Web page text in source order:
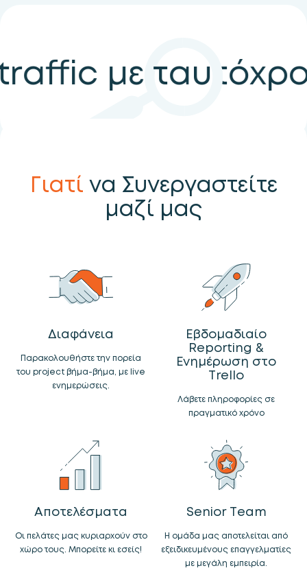
ενίσχυση
Γιατί να Συνεργαστείτε
μαζί μας
Διαφάνεια
Παρακολουθήστε την πορεία
του project βήμα-βήμα, με live
ενημερώσεις.
Εβδομαδιαίο
Reporting &
Ενημέρωση στο
Trello
Λάβετε πληροφορίες σε
πραγματικό χρόνο
Αποτελέσματα
Οι πελάτες μας κυριαρχούν στο
χώρο τους. Μπορείτε κι εσείς!
Senior Team
Η ομάδα μας αποτελείται από
εξειδικευμένους επαγγελματίες
με μεγάλη εμπειρία.